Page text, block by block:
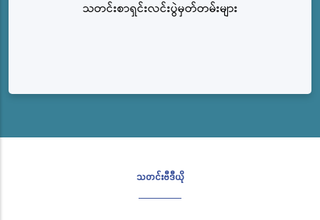
သတင်းစာရှင်းလင်းပွဲမှတ်တမ်းများ
သတင်းဗီဒီယို